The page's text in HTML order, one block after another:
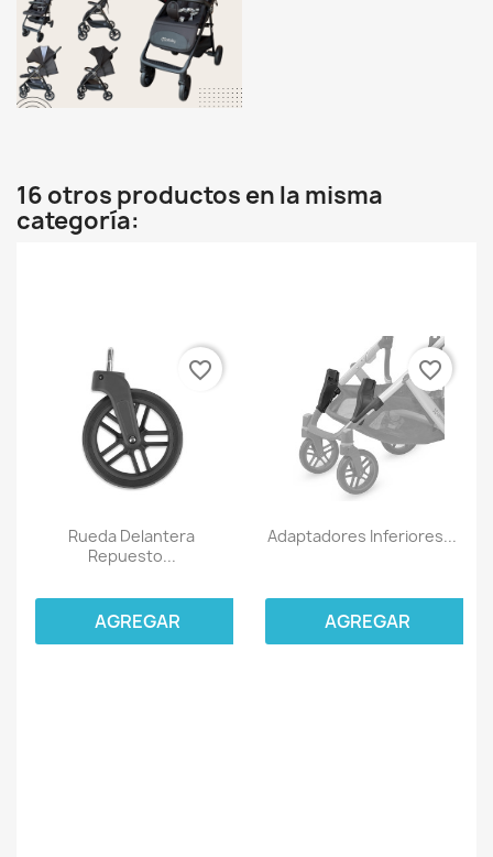
16 otros productos en la misma
categoría:
Rueda Delantera
Repuesto...
AGREGAR
favorite_border
Adaptadores Inferiores...
AGREGAR
favorite_border